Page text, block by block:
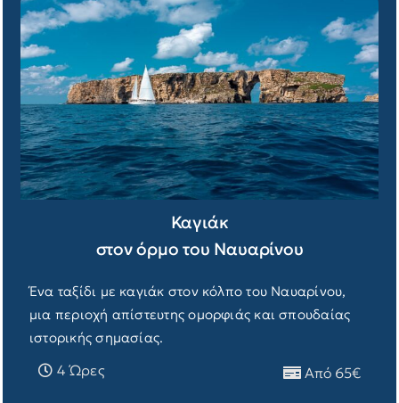
Καγιάκ
στον όρμο του Ναυαρίνου
Ένα ταξίδι με καγιάκ στον κόλπο του Ναυαρίνου,
μια περιοχή απίστευτης ομορφιάς και σπουδαίας
ιστορικής σημασίας.
4 Ώρες Από 65€